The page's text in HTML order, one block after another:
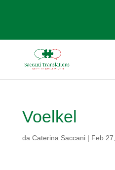
Voelkel
da Caterina Saccani| Feb